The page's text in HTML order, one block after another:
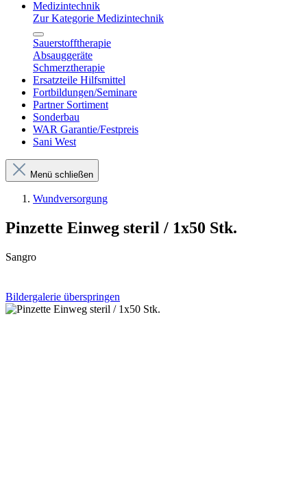
Medizintechnik
Zur Kategorie Medizintechnik
Sauerstofftherapie
Absauggeräte
Schmerztherapie
Ersatzteile Hilfsmittel
Fortbildungen/Seminare
Partner Sortiment
Sonderbau
WAR Garantie/Festpreis
Sani West
Menü schließen
Wundversorgung
Pinzette Einweg steril / 1x50 Stk.
Sangro
Bildergalerie überspringen